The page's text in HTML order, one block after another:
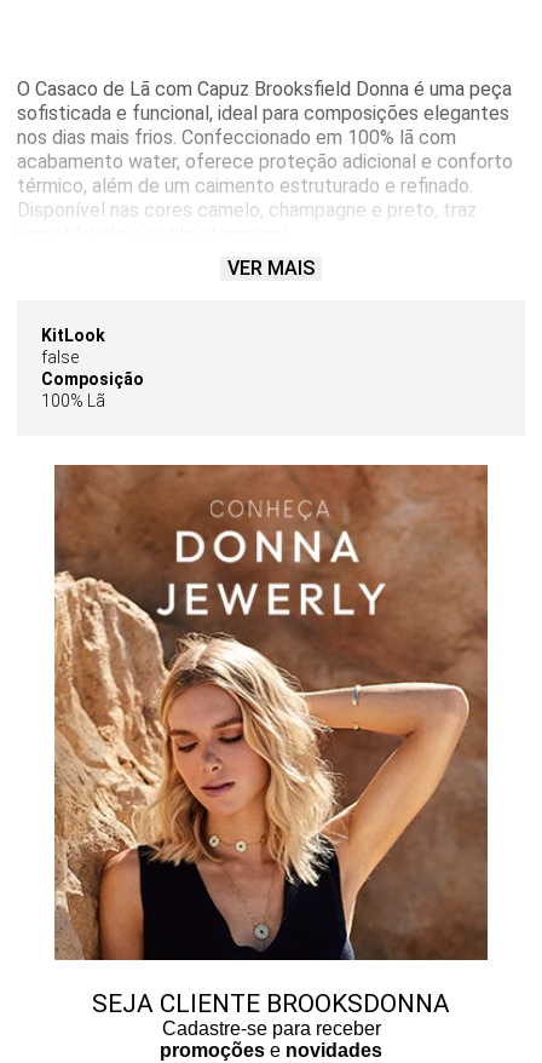
O Casaco de Lã com Capuz Brooksfield Donna é uma peça
sofisticada e funcional, ideal para composições elegantes
nos dias mais frios. Confeccionado em 100% lã com
acabamento water, oferece proteção adicional e conforto
térmico, além de um caimento estruturado e refinado.
Disponível nas cores camelo, champagne e preto, traz
O modelo possui mangas longas e capuz, unindo praticidade
cintura, que valoriza a silhueta, além de bolsos frontais
funcionais que acrescentam comodidade ao dia a dia.
Perfeito para produções que equilibram elegância e
VER MAIS
KitLook
false
Composição
100% Lã
SEJA CLIENTE BROOKSDONNA
Cadastre-se para receber
promoções e novidades